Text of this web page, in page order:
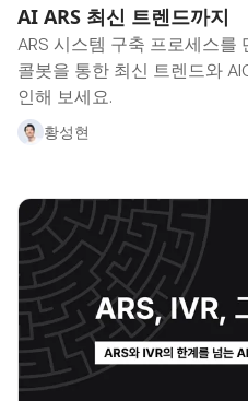
AI ARS 최신 트렌드까지
ARS 시스템 구축 프로세스를
콜봇을 통한 최신 트렌드와
인해 보세요.
황성현